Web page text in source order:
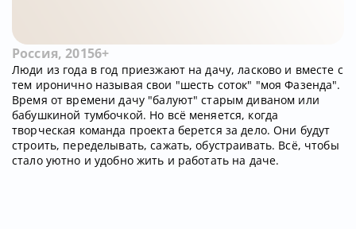
Россия, 20156+
Люди из года в год приезжают на дачу, ласково и вместе с
тем иронично называя свои "шесть соток" "моя Фазенда".
Время от времени дачу "балуют" старым диваном или
бабушкиной тумбочкой. Но всё меняется, когда
творческая команда проекта берется за дело. Они будут
строить, переделывать, сажать, обустраивать. Всё, чтобы
стало уютно и удобно жить и работать на даче.